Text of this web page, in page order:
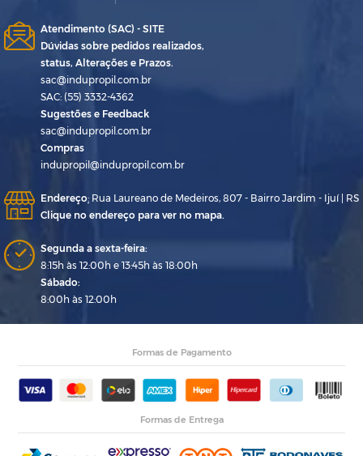
Atendimento (SAC) - SITE
Dúvidas sobre pedidos realizados,
status, Alterações e Prazos.
sac@indupropil.com.br
SAC: (55) 3332-4362
Sugestões e Feedback
sac@indupropil.com.br
Compras
indupropil@indupropil.com.br
Endereço: Rua Laureano de Medeiros, 807 - Bairro Jardim - Ijuí | RS
Clique no endereço para ver no mapa.
Segunda a sexta-feira:
8:15h às 12:00h e 13:45h às 18:00h
Sábado:
8:00h às 12:00h
Formas de Pagamento
Formas de Entrega